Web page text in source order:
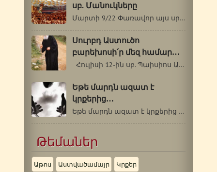
սբ. Մանուկները
Մարտի 9/22 Փառավոր այս սրբերը` Սեբաստիայի…
Սուրբդ Աստուծո
բարեխոսի՛ր մեզ համար…
Հուլիսի 12-ին սբ. Պաիսիոս Աթոսացու…
Եթե մարդն ազատ է
կրքերից…
Եթե մարդն ազատ է կրքերից ու վատ սովորություններից,…
Թեմաներ
Աթոս Աստվածամայր Կրքեր